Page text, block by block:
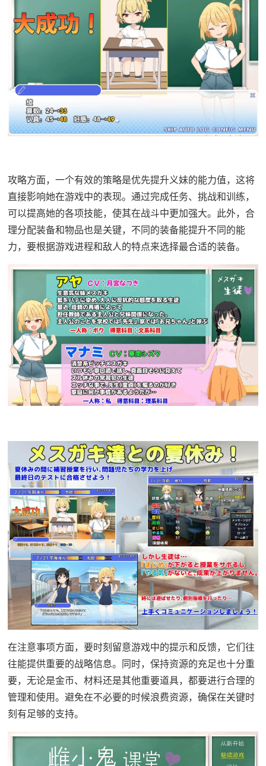
攻略方面，一个有效的策略是优先提升义妹的能力值，这将
直接影响她在游戏中的表现。通过完成任务、挑战和训练，
可以提高她的各项技能，使其在战斗中更加强大。此外，合
理分配装备和物品也是关键，不同的装备能提升不同的能
力，要根据游戏进程和敌人的特点来选择最合适的装备。
在注意事项方面，要时刻留意游戏中的提示和反馈，它们往
往能提供重要的战略信息。同时，保持资源的充足也十分重
要，无论是金币、材料还是其他重要道具，都要进行合理的
管理和使用。避免在不必要的时候浪费资源，确保在关键时
刻有足够的支持。